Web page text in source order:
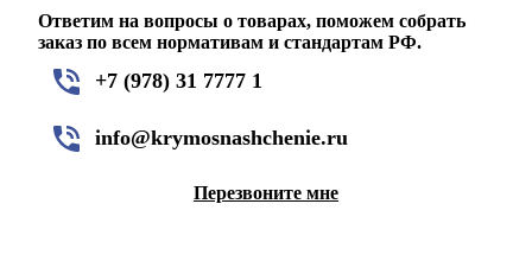
Ответим на вопросы о товарах, поможем собрать
заказ по всем нормативам и стандартам РФ.
+7 (978) 31 7777 1
info@krymosnashchenie.ru
Перезвоните мне